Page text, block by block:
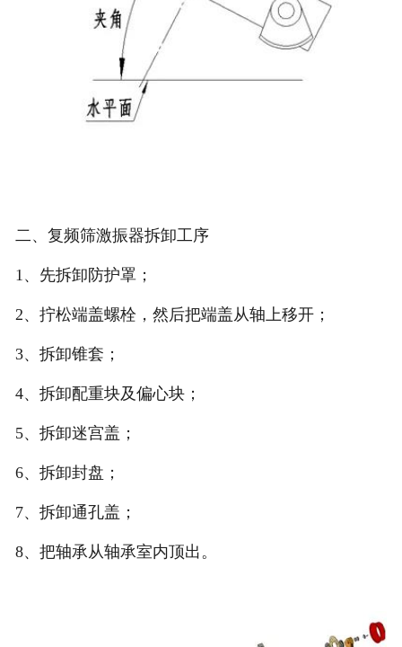
二、复频筛激振器拆卸工序
1、先拆卸防护罩；
2、拧松端盖螺栓，然后把端盖从轴上移开；
3、拆卸锥套；
4、拆卸配重块及偏心块；
5、拆卸迷宫盖；
6、拆卸封盘；
7、拆卸通孔盖；
8、把轴承从轴承室内顶出。